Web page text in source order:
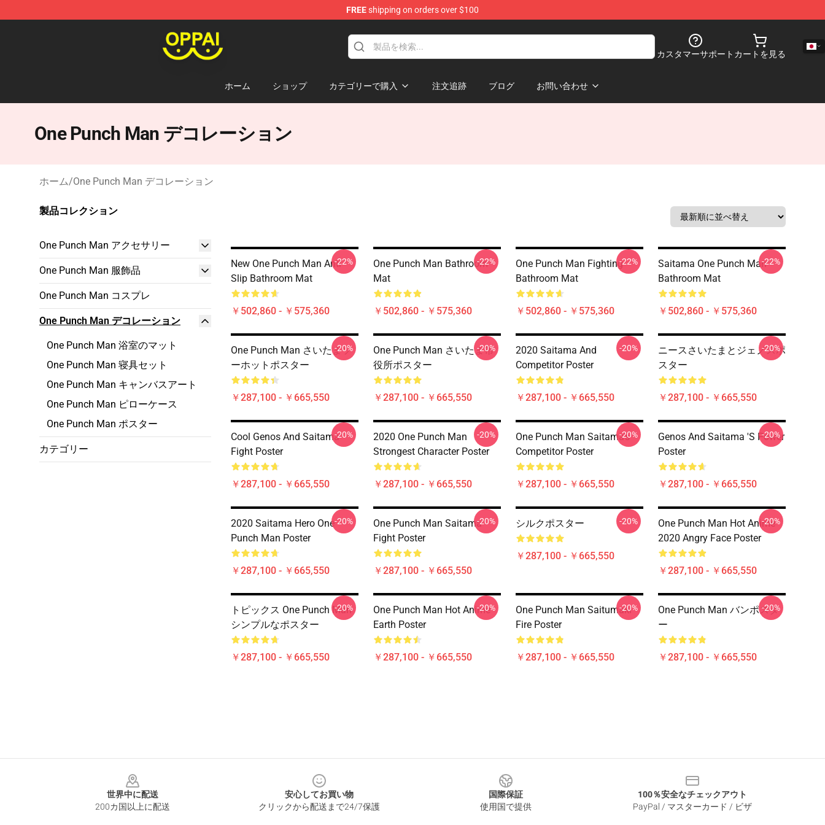
FREEshipping on orders over $100
カスタマーサポート カートを見る
ホーム ショップ カテゴリーで購入 注文追跡 ブログ お問い合わせ
One Punch Man デコレーション
ホーム/One Punch Man デコレーション
製品コレクション
One Punch Man アクセサリー
One Punch Man 服飾品
One Punch Man コスプレ
One Punch Man デコレーション
One Punch Man 浴室のマット
One Punch Man 寝具セット
One Punch Man キャンバスアート
One Punch Man ピローケース
One Punch Man ポスター
カテゴリー
New One Punch Man Anti
Slip Bathroom Mat
￥502,860 - ￥575,360
-22%
One Punch Man Bathroom
Mat
￥502,860 - ￥575,360
-22%
One Punch Man Fighting
Bathroom Mat
￥502,860 - ￥575,360
-22%
Saitama One Punch Man
Bathroom Mat
￥502,860 - ￥575,360
-22%
One Punch Man さいたまソ
ーホットポスター
￥287,100 - ￥665,550
-20%
One Punch Man さいたま市
役所ポスター
￥287,100 - ￥665,550
-20%
2020 Saitama And
Competitor Poster
￥287,100 - ￥665,550
-20%
ニースさいたまとジェノスポ
スター
￥287,100 - ￥665,550
-20%
Cool Genos And Saitama
Fight Poster
￥287,100 - ￥665,550
-20%
2020 One Punch Man
Strongest Character Poster
￥287,100 - ￥665,550
-20%
One Punch Man Saitama's
Competitor Poster
￥287,100 - ￥665,550
-20%
Genos And Saitama 's Power
Poster
￥287,100 - ￥665,550
-20%
2020 Saitama Hero One
Punch Man Poster
￥287,100 - ￥665,550
-20%
One Punch Man Saitama
Fight Poster
￥287,100 - ￥665,550
-20% シルクポスター
￥287,100 - ￥665,550
-20%
One Punch Man Hot Anime
2020 Angry Face Poster
￥287,100 - ￥665,550
-20%
トピックス One Punch Man
シンプルなポスター
￥287,100 - ￥665,550
-20%
One Punch Man Hot Anime
Earth Poster
￥287,100 - ￥665,550
-20%
One Punch Man Saitumaki
Fire Poster
￥287,100 - ￥665,550
-20%
One Punch Man バンポスタ
ー
￥287,100 - ￥665,550
-20%
世界中に配送
200カ国以上に配送
安心してお買い物
クリックから配送まで24/7保護
国際保証
使用国で提供
100％安全なチェックアウト
PayPal / マスターカード / ビザ